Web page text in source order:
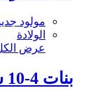
مولود جديد 3-36
الولادة
عرض
بنات 4-10 سنوات